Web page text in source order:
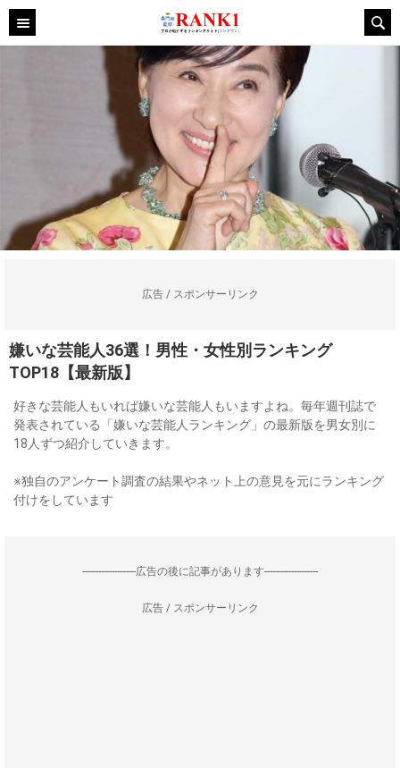
広告 / スポンサーリンク
嫌いな芸能人36選！男性・女性別ランキング
TOP18【最新版】
好きな芸能人もいれば嫌いな芸能人もいますよね。毎年週刊誌で
発表されている「嫌いな芸能人ランキング」の最新版を男女別に
18人ずつ紹介していきます。
※独自のアンケート調査の結果やネット上の意見を元にランキング
付けをしています
--------------------広告の後に記事があります--------------------
広告 / スポンサーリンク